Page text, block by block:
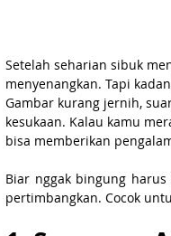
Setelah seharian sibuk
menyenangkan. Tapi
Gambar kurang jernih,
kesukaan. Kalau kamu
bisa memberikan
Biar nggak bingung
pertimbangkan. Cocok